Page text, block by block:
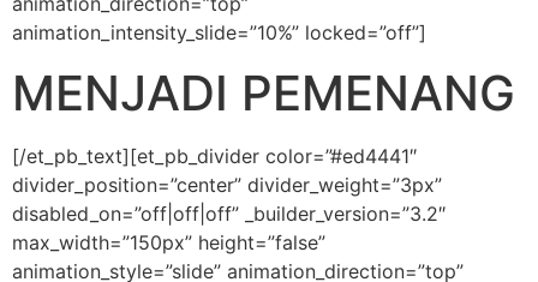
animation_intensity_slide=”10%” locked=”off”]
MENJADI PEMENANG
[/et_pb_text][et_pb_divider color=”#ed4441″
divider_position=”center” divider_weight=”3px”
disabled_on=”off|off|off” _builder_version=”3.2″
max_width=”150px” height=”false”
animation_style=”slide” animation_direction=”top”